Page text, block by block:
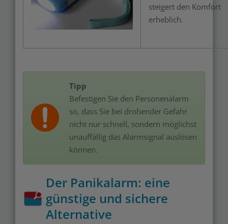
steigert den Komfort
erheblich.
Tipp
Befestigen Sie den Personenalarm
so, dass Sie bei drohender Gefahr
nicht nur schnell, sondern möglichst
unauffällig das Alarmsignal auslösen
können.
Der Panikalarm: eine
günstige und sichere
Alternative